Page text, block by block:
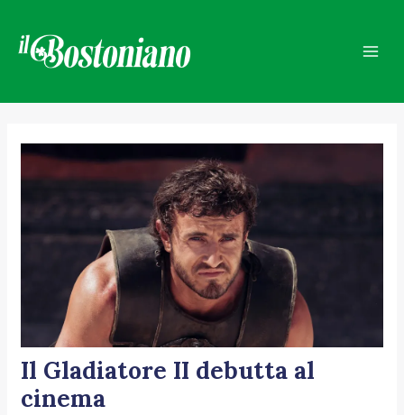
contenuto
Il Gladiatore II debutta al
cinema
articoli